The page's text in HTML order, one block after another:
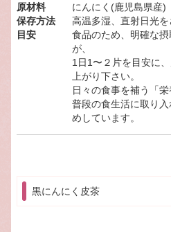
原材料
にんにく(鹿児島県産)
保存方法
高温多湿、直射日光
目安
食品のため、明確な
が、
1日1〜２片を目安に
上がり下さい。
日々の食事を補う「
普段の食生活に取り
めしています。
黒にんにく皮茶